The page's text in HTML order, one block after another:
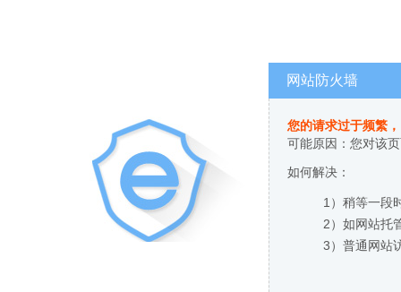
网站防火墙
您的请求过于频繁
可能原因：您对该
如何解决：
1）稍等一段
2）如网站托
3）普通网站